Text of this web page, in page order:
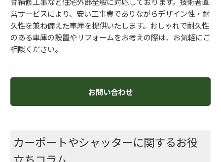
営サービスにより、安い工事費でありながらデザイン性・耐
久性を兼ね備えた車庫を提供いたします。おしゃれで耐久性
のある車庫の設置やリフォームをお考えの際は、お気軽にご
相談ください。
お問い合わせ
カーポートやシャッターに関するお役
立ちコラム